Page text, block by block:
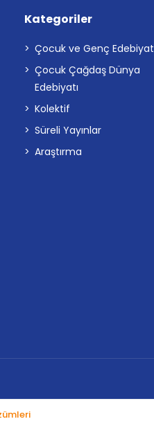
Kategoriler
Çocuk ve Genç Edebiyat
Çocuk Çağdaş Dünya
Edebiyatı
Kolektif
Süreli Yayınlar
Araştırma